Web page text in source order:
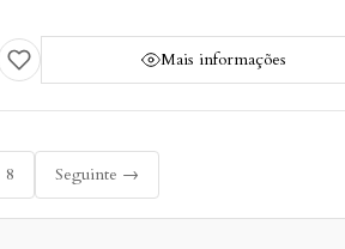
Mais informações
8 Seguinte →